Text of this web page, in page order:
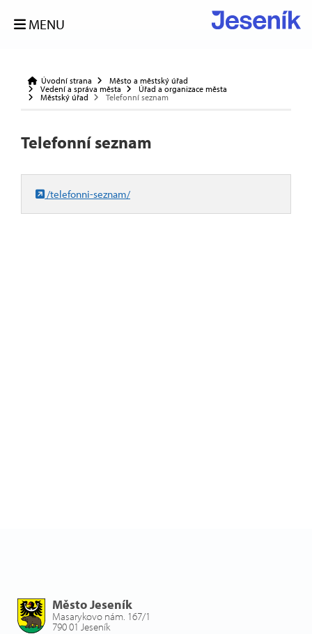
MENU
Úvodní strana
Město a městský úřad
Vedení a správa města
Úřad a organizace města
Městský úřad
Telefonní seznam
Telefonní seznam
/telefonni-seznam/
Město Jeseník
Masarykovo nám. 167/1
790 01 Jeseník